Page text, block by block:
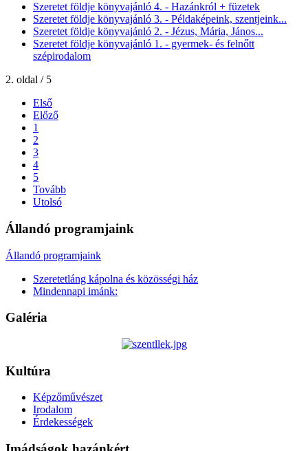
Szeretet földje könyvajánló 4. - Hazánkról + füzetek
Szeretet földje könyvajánló 3. - Példaképeink, szentjeink...
Szeretet földje könyvajánló 2. - Jézus, Mária, János...
Szeretet földje könyvajánló 1. - gyermek- és felnőtt
szépirodalom
2. oldal / 5
Első
Előző
1
2
3
4
5
Tovább
Utolsó
Állandó programjaink
Állandó programjaink
Szeretetláng kápolna és közösségi ház
Mindennapi imánk:
Galéria
Kultúra
Képzőművészet
Irodalom
Érdekességek